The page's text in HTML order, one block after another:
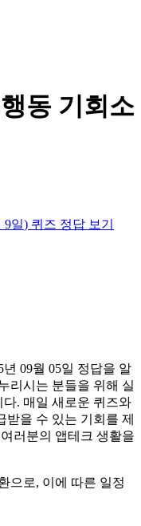
동 기회소
9일) 퀴즈 정답 보기
09월 05일 정답을 알
리시는 분들을 위해 실
. 매일 새로운 퀴즈와
을 수 있는 기회를 제
러분의 앱테크 생활을
으로, 이에 따른 일정